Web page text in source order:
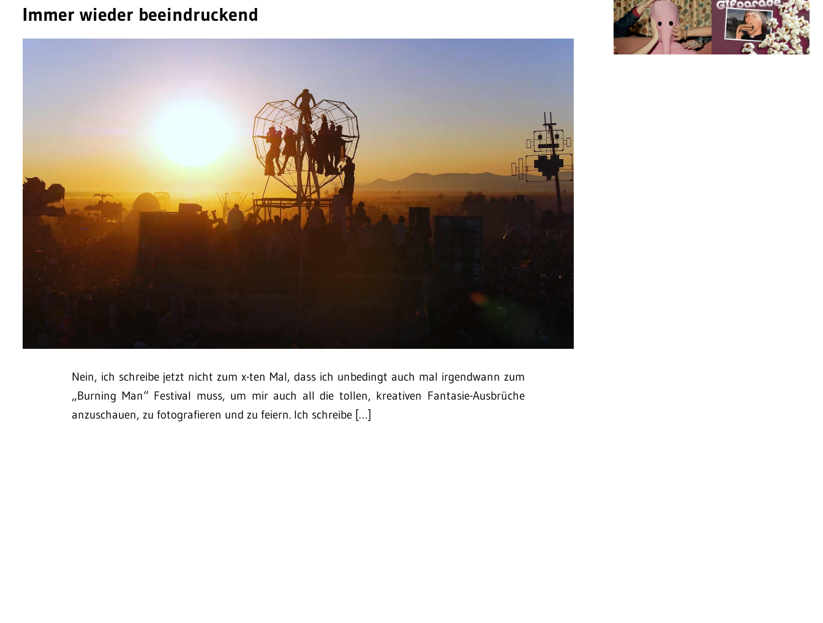
Immer wieder beeindruckend
Nein, ich schreibe jetzt nicht zum x-ten Mal, dass ich unbedingt auch mal irgendwann zum
„Burning Man“ Festival muss, um mir auch all die tollen, kreativen Fantasie-Ausbrüche
anzuschauen, zu fotografieren und zu feiern. Ich schreibe […]